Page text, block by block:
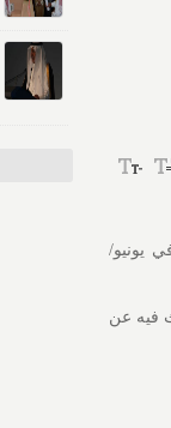
يونيو/
الذي يتحدث فيه عن